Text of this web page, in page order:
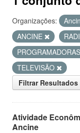
Organizações:
ANCINE
PROGRAMADORAS
TELEVISÃO
Filtrar Resultados
Atividade
Ancine